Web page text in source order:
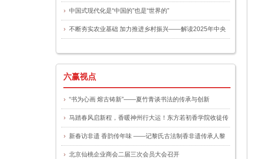
中国式现代化是“中国的”也是“世界的”
不断夯实农业基础 加力推进乡村振兴——解读2025年中央
六赢视点
“书为心画 熔古铸新”——夏竹青谈书法的传承与创新
马踏春风启新程，香暖神州行大运！东方若初香学院收徒传
艺仪式圆满举办
新春访非遗 香韵传年味 ——记黎氏古法制香非遗传承人黎
晓玲
北京仙桃企业商会二届三次会员大会召开